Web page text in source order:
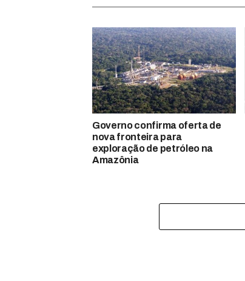
Governo confirma oferta de
nova fronteira para
exploração de petróleo na
Amazônia